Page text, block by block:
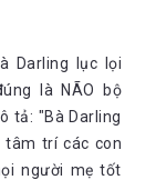
Darling lục lọi
là NÃO bộ
tả: "Bà Darling
tâm trí các con
người mẹ tốt